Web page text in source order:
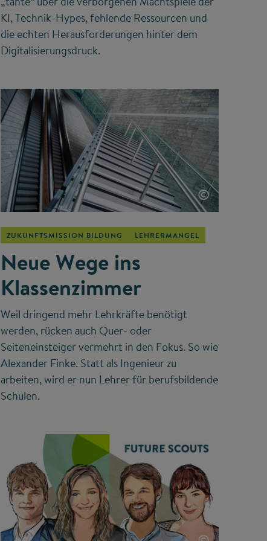
KI, Technik-Hypes, fehlende Ressourcen und
die echten Herausforderungen hinter dem
Digitalisierungsdruck.
©
ZUKUNFTSMISSION BILDUNG LEHRERMANGEL
Neue Wege ins
Klassenzimmer
Weil dringend mehr Lehrkräfte benötigt
werden, rücken auch Quer- oder
Seiteneinsteiger vermehrt in den Fokus. So wie
Alexander Finke. Statt als Ingenieur zu
arbeiten, wird er nun Lehrer für berufsbildende
Schulen.